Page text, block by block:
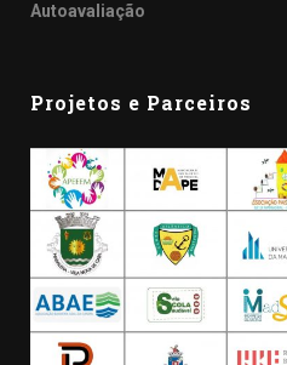
Autoavaliação
Projetos e Parceiros